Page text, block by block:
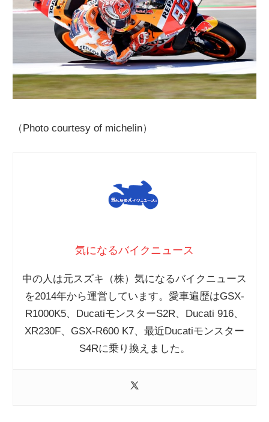
（Photo courtesy of michelin）
気になるバイクニュース
中の人は元スズキ（株）気になるバイクニュース
を2014年から運営しています。愛車遍歴はGSX-
R1000K5、DucatiモンスターS2R、Ducati 916、
XR230F、GSX-R600 K7、最近Ducatiモンスター
S4Rに乗り換えました。